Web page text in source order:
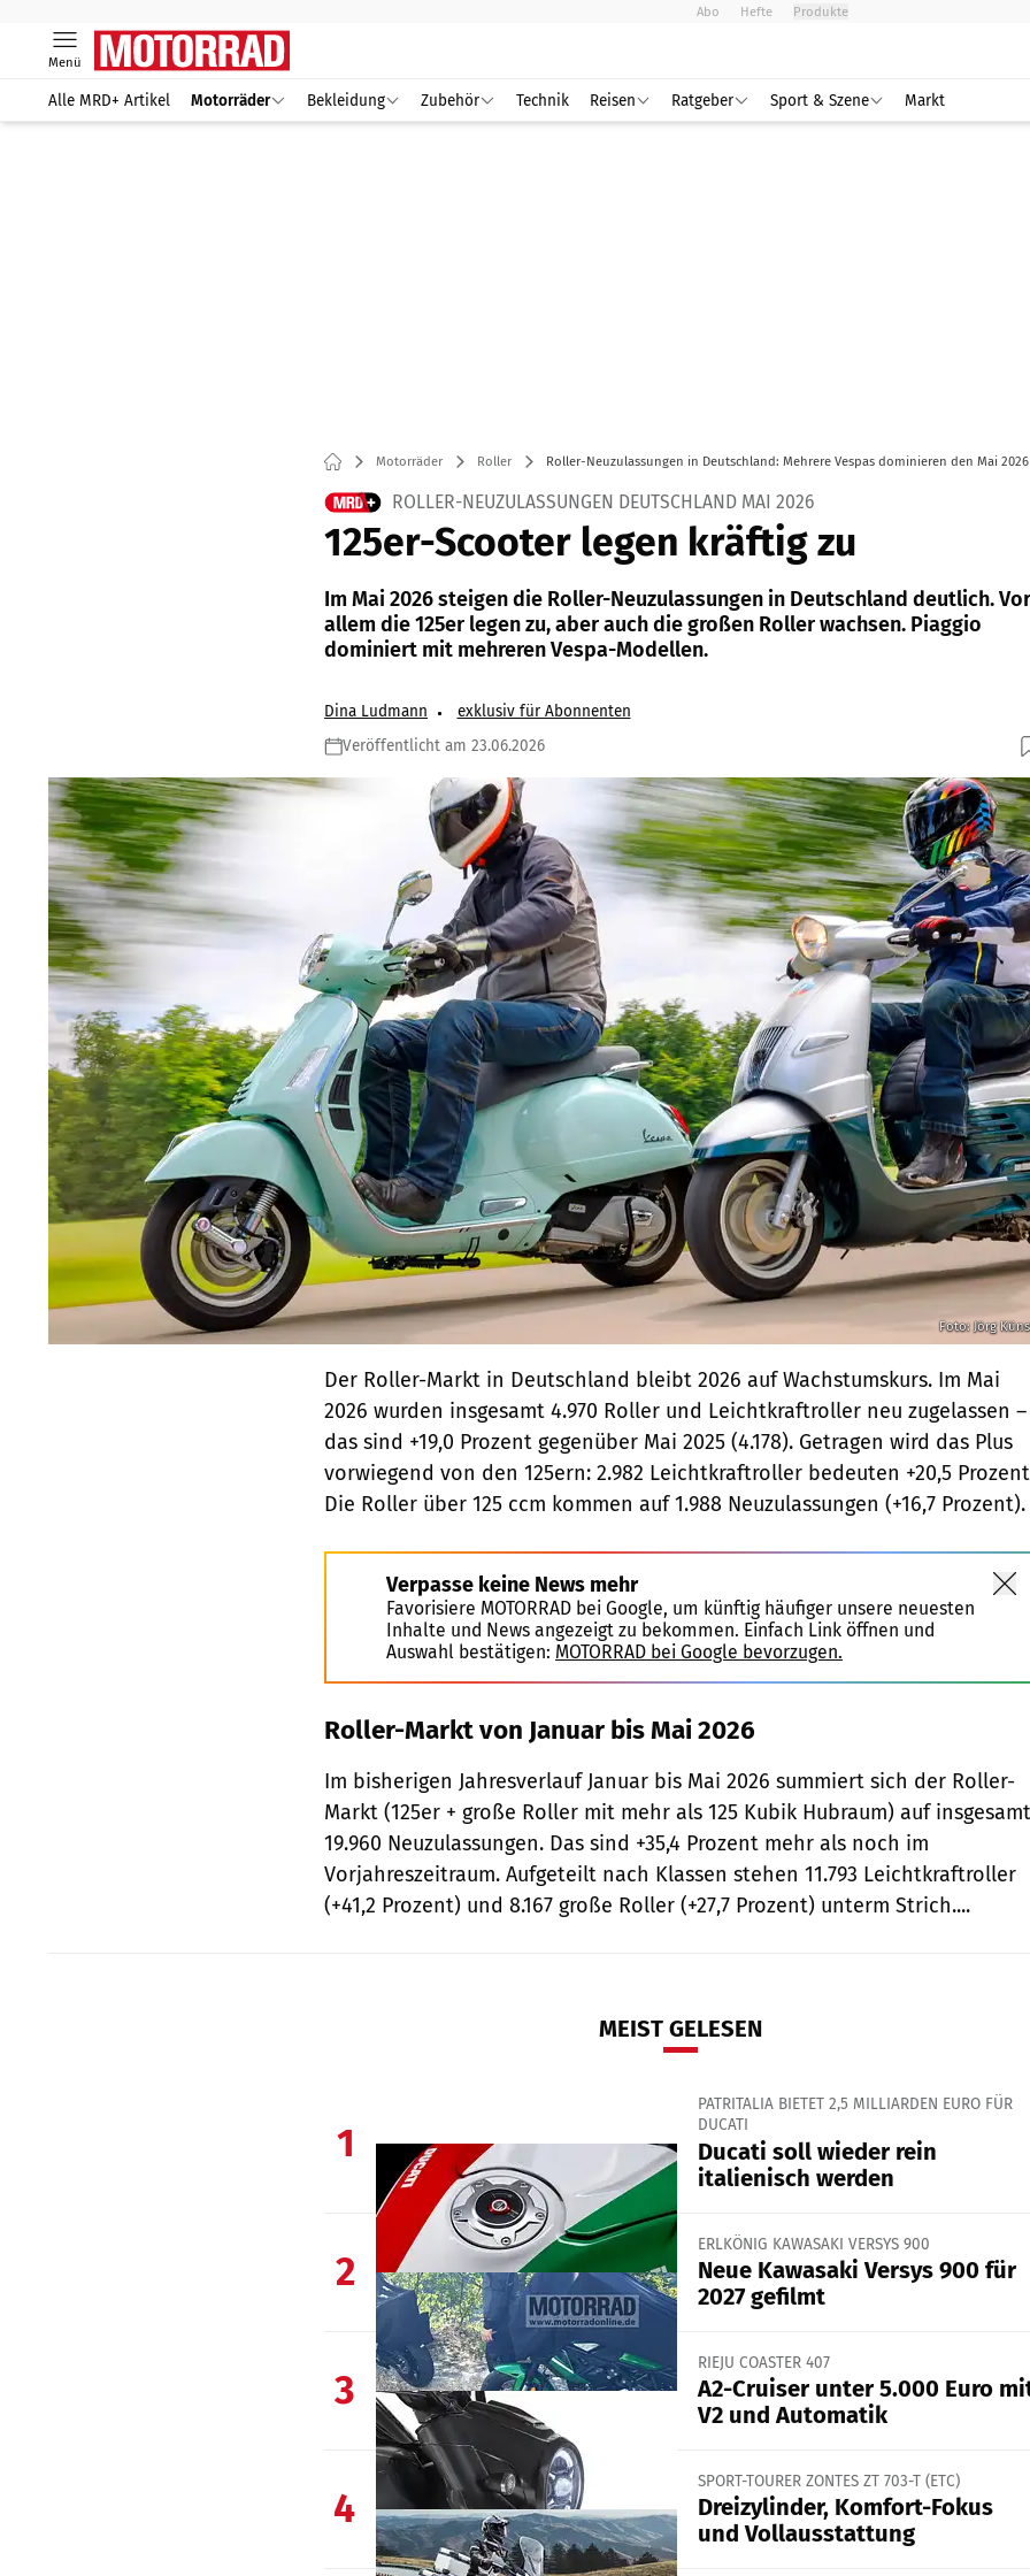
Abo Hefte Produkte
Menü
Alle MRD+ Artikel Motorräder Bekleidung Zubehör Technik Reisen Ratgeber Sport & Szene Markt
Motorräder Roller Roller-Neuzulassungen in Deutschland: Mehrere Vespas dominieren den Mai 2026
ROLLER-NEUZULASSUNGEN DEUTSCHLAND MAI 2026
125er-Scooter legen kräftig zu
Im Mai 2026 steigen die Roller-Neuzulassungen in Deutschland deutlich. Vor
allem die 125er legen zu, aber auch die großen Roller wachsen. Piaggio
dominiert mit mehreren Vespa-Modellen.
Dina Ludmann
exklusiv für Abonnenten
Veröffentlicht am 23.06.2026
Foto: Jörg
Der Roller-Markt in Deutschland bleibt 2026 auf Wachstumskurs. Im Mai
2026 wurden insgesamt 4.970 Roller und Leichtkraftroller neu zugelassen –
das sind +19,0 Prozent gegenüber Mai 2025 (4.178). Getragen wird das Plus
vorwiegend von den 125ern: 2.982 Leichtkraftroller bedeuten +20,5
Die Roller über 125 ccm kommen auf 1.988 Neuzulassungen (+16,7 Prozent).
Verpasse keine News mehr
Favorisiere MOTORRAD bei Google, um künftig häufiger unsere neuesten
Inhalte und News angezeigt zu bekommen. Einfach Link öffnen und
Auswahl bestätigen: MOTORRAD bei Google bevorzugen.
Roller-Markt von Januar bis Mai 2026
Im bisherigen Jahresverlauf Januar bis Mai 2026 summiert sich der Roller-
Markt (125er + große Roller mit mehr als 125 Kubik Hubraum) auf insgesamt
19.960 Neuzulassungen. Das sind +35,4 Prozent mehr als noch im
Vorjahreszeitraum. Aufgeteilt nach Klassen stehen 11.793 Leichtkraftroller
(+41,2 Prozent) und 8.167 große Roller (+27,7 Prozent) unterm Strich....
MEIST GELESEN
1
PATRITALIA BIETET 2,5 MILLIARDEN EURO FÜR
DUCATI
Ducati soll wieder rein
italienisch werden
2
ERLKÖNIG KAWASAKI VERSYS 900
Neue Kawasaki Versys 900 für
2027 gefilmt
3
RIEJU COASTER 407
A2-Cruiser unter 5.000 Euro
V2 und Automatik
4
SPORT-TOURER ZONTES ZT 703-T (ETC)
Dreizylinder, Komfort-Fokus
und Vollausstattung